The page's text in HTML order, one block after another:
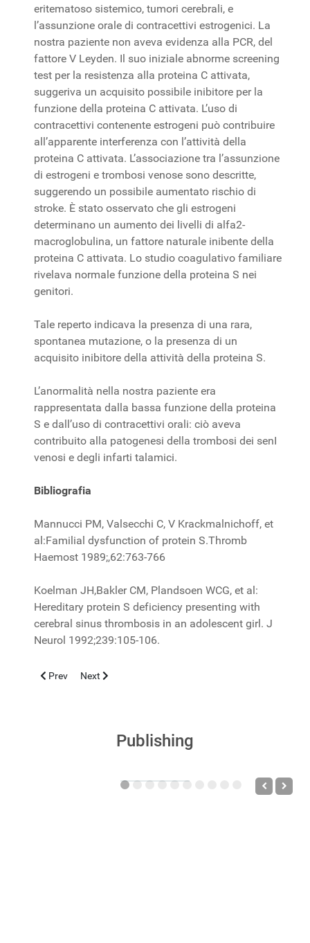
eritematoso sistemico, tumori cerebrali, e
l’assunzione orale di contracettivi estrogenici. La
nostra paziente non aveva evidenza alla PCR, del
fattore V Leyden. Il suo iniziale abnorme screening
test per la resistenza alla proteina C attivata,
suggeriva un acquisito possibile inibitore per la
funzione della proteina C attivata. L’uso di
contracettivi contenente estrogeni può contribuire
all’apparente interferenza con l’attività della
proteina C attivata. L’associazione tra l’assunzione
di estrogeni e trombosi venose sono descritte,
suggerendo un possibile aumentato rischio di
stroke. È stato osservato che gli estrogeni
determinano un aumento dei livelli di alfa2-
macroglobulina, un fattore naturale inibente della
proteina C attivata. Lo studio coagulativo familiare
rivelava normale funzione della proteina S nei
genitori.
Tale reperto indicava la presenza di una rara,
spontanea mutazione, o la presenza di un
acquisito inibitore della attività della proteina S.
L’anormalità nella nostra paziente era
rappresentata dalla bassa funzione della proteina
S e dall’uso di contracettivi orali: ciò aveva
contribuito alla patogenesi della trombosi dei senI
venosi e degli infarti talamici.
Bibliografia
Mannucci PM, Valsecchi C, V Krackmalnichoff, et
al:Familial dysfunction of protein S.Thromb
Haemost 1989;,62:763-766
Koelman JH,Bakler CM, Plandsoen WCG, et al:
Hereditary protein S deficiency presenting with
cerebral sinus thrombosis in an adolescent girl. J
Neurol 1992;239:105-106.
Previous article: HYPERKPLEXIA – STARTLE DISEASE – STIFF
Prev Next article: Pediatric Thrombophilia
Next
Publishing